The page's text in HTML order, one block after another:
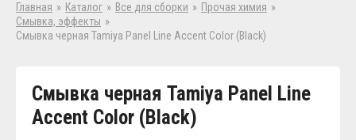
Главная » Каталог » Все для сборки » Прочая химия »
Смывка, эффекты »
Cмывка черная Tamiya Panel Line Accent Color (Black)
Cмывка черная Tamiya Panel Line
Accent Color (Black)